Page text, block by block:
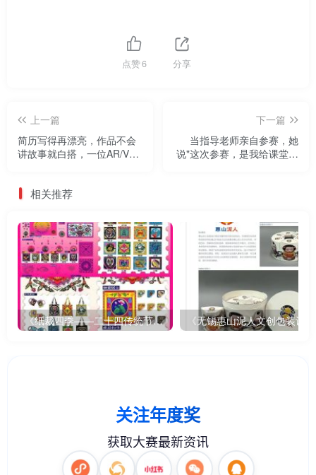
点赞6 分享
上一篇
简历写得再漂亮，作品不会
讲故事就白搭，一位AR/VR
下一篇
当指导老师亲自参赛，她
说"这次参赛，是我给课堂的
相关推荐
《纸裁四季——二十四传统节气文创设计》 《无锡惠山泥人文创包装设